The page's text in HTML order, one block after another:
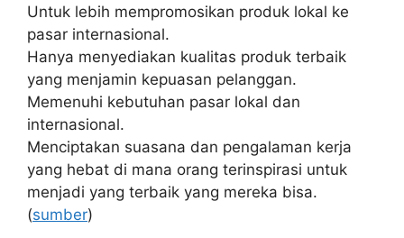
Untuk lebih mempromosikan produk lokal ke
pasar internasional.
Hanya menyediakan kualitas produk terbaik
yang menjamin kepuasan pelanggan.
Memenuhi kebutuhan pasar lokal dan
internasional.
Menciptakan suasana dan pengalaman kerja
yang hebat di mana orang terinspirasi untuk
menjadi yang terbaik yang mereka bisa.
(sumber)